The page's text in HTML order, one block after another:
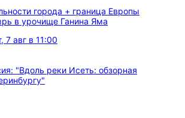
города + граница Европы
в урочище Ганина Яма
7 авг в 11:00